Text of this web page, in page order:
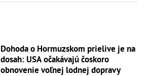
Dohoda o Hormuzskom prielive je na
dosah: USA očakávajú čoskoro
obnovenie voľnej lodnej dopravy